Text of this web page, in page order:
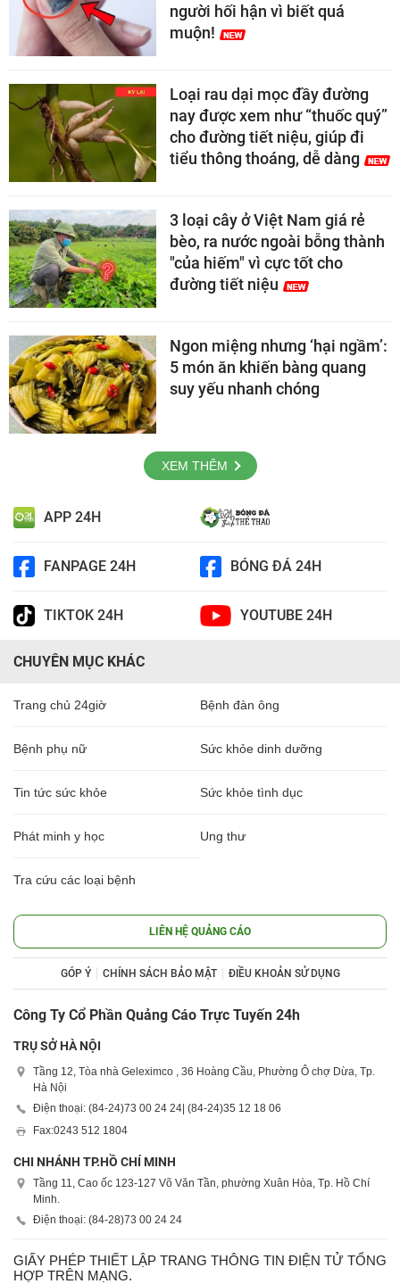
người hối hận vì biết quá
muộn!
Loại rau dại mọc đầy đường
nay được xem như “thuốc quý”
cho đường tiết niệu, giúp đi
tiểu thông thoáng, dễ dàng
3 loại cây ở Việt Nam giá rẻ
bèo, ra nước ngoài bỗng thành
"của hiếm" vì cực tốt cho
đường tiết niệu
Ngon miệng nhưng ‘hại ngầm’:
5 món ăn khiến bàng quang
suy yếu nhanh chóng
XEM THÊM
APP 24H
FANPAGE 24H BÓNG ĐÁ 24H
TIKTOK 24H YOUTUBE 24H
CHUYÊN MỤC KHÁC
Trang chủ 24giờ Bệnh đàn ông
Bệnh phụ nữ Sức khỏe dinh dưỡng
Tin tức sức khỏe Sức khỏe tình dục
Phát minh y học Ung thư
Tra cứu các loại bệnh
LIÊN HỆ QUẢNG CÁO
GÓP Ý CHÍNH SÁCH BẢO MẬT ĐIỀU KHOẢN SỬ DỤNG
Công Ty Cổ Phần Quảng Cáo Trực Tuyến 24h
TRỤ SỞ HÀ NỘI
Tầng 12, Tòa nhà Geleximco , 36 Hoàng Cầu, Phường Ô chợ Dừa, Tp.
Hà Nội
Điện thoại: (84-24)73 00 24 24| (84-24)35 12 18 06
Fax:0243 512 1804
CHI NHÁNH TP.HỒ CHÍ MINH
Tầng 11, Cao ốc 123-127 Võ Văn Tần, phường Xuân Hòa, Tp. Hồ Chí
Minh.
Điện thoại: (84-28)73 00 24 24
GIẤY PHÉP THIẾT LẬP TRANG THÔNG TIN ĐIỆN TỬ TỔNG
HỢP TRÊN MẠNG.